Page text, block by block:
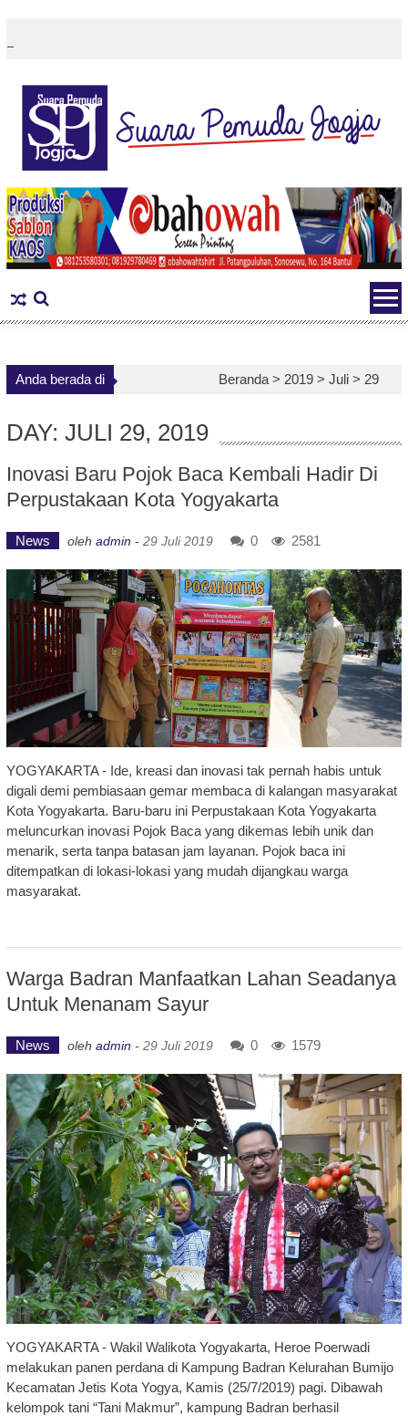
content
Anda berada di Beranda > 2019 >Juli > 29
DAY: JULI 29, 2019
Inovasi Baru Pojok Baca Kembali Hadir Di
Perpustakaan Kota Yogyakarta
News oleh admin - 29 Juli 2019 0 2581
YOGYAKARTA - Ide, kreasi dan inovasi tak pernah habis untuk
digali demi pembiasaan gemar membaca di kalangan masyarakat
Kota Yogyakarta. Baru-baru ini Perpustakaan Kota Yogyakarta
meluncurkan inovasi Pojok Baca yang dikemas lebih unik dan
menarik, serta tanpa batasan jam layanan. Pojok baca ini
ditempatkan di lokasi-lokasi yang mudah dijangkau warga
masyarakat.
Warga Badran Manfaatkan Lahan Seadanya
Untuk Menanam Sayur
News oleh admin - 29 Juli 2019 0 1579
YOGYAKARTA - Wakil Walikota Yogyakarta, Heroe Poerwadi
melakukan panen perdana di Kampung Badran Kelurahan Bumijo
Kecamatan Jetis Kota Yogya, Kamis (25/7/2019) pagi. Dibawah
kelompok tani “Tani Makmur”, kampung Badran berhasil